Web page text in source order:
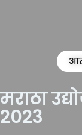
मराठा
2023